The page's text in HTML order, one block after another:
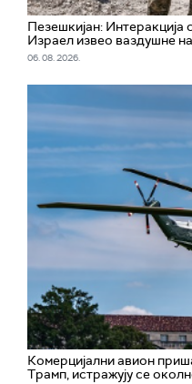
Пезешкијан: Интеракција
Израел извео ваздушне
06. 08. 2026.
Комерцијални авион
Трамп, истражују се